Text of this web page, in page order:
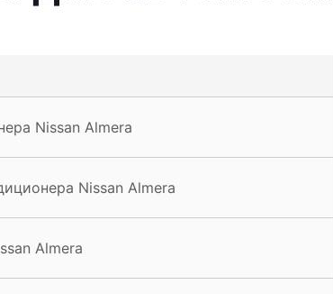
Nissan Almera
Nissan Almera
Almera